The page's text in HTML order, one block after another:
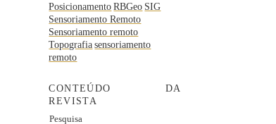
Posicionamento RBGeo SIG
Sensoriamento Remoto
Sensoriamento remoto
Topografia sensoriamento
remoto
CONTEÚDO DA
REVISTA
Pesquisa